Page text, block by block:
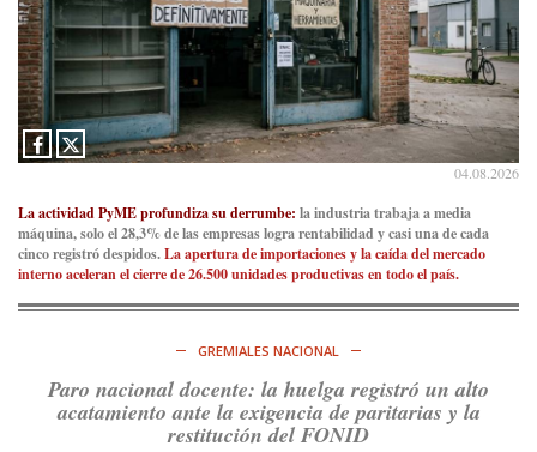
Ver en X
Consenso Patagónico
@consensopatagon
5d
La crisis en el estrecho de Ormuz: así golpea la guerra con
Irán al petróleohttps://t.co/IInL9uYZvh
Ver en X
Consenso Patagónico
Consenso Patagónico
04.08.2026
La actividad PyME profundiza su derrumbe: la industria trabaja a media
máquina, solo el 28,3% de las empresas logra rentabilidad y casi una de cada
cinco registró despidos.La apertura de importaciones y la caída del mercado
interno aceleran el cierre de 26.500 unidades productivas en todo el país.
GREMIALES NACIONAL
Paro nacional docente: la huelga registró un alto
acatamiento ante la exigencia de paritarias y la
restitución del FONID